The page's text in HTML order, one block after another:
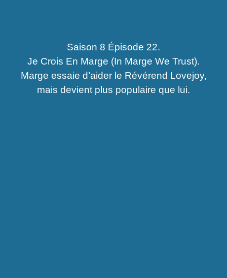
Saison 8 Épisode 22.
Je Crois En Marge (In Marge We Trust).
Marge essaie d’aider le Révérend Lovejoy,
mais devient plus populaire que lui.